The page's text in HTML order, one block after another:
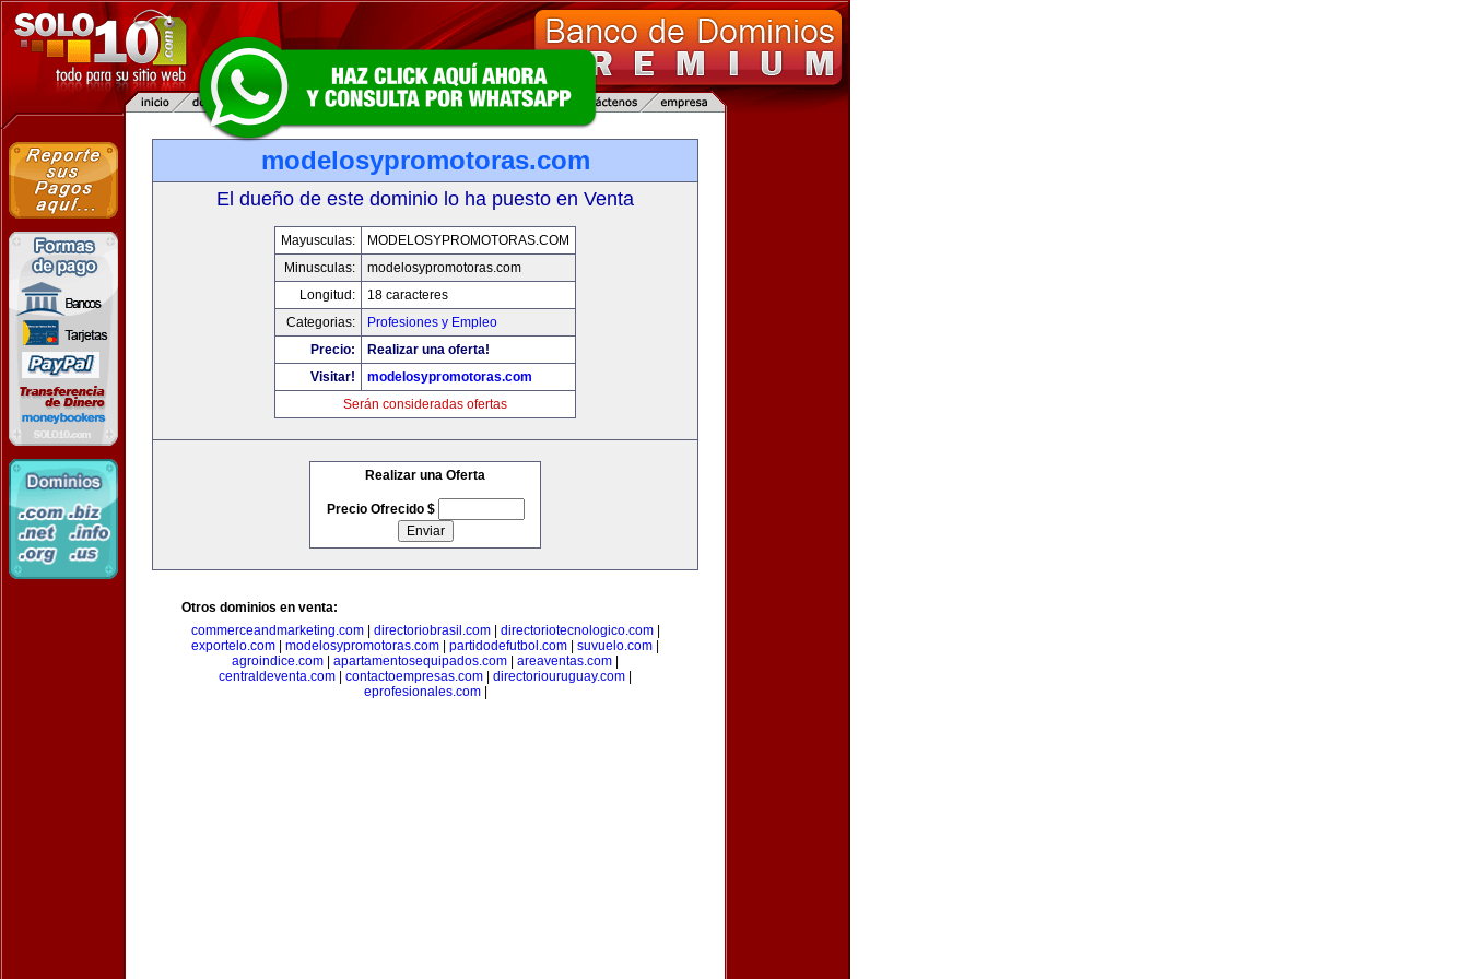
modelosypromotoras.com
El dueño de este dominio lo ha puesto en Venta
Mayusculas:
MODELOSYPROMOTORAS.COM
Minusculas:
modelosypromotoras.com
Longitud:
18 caracteres
Categorias:
Profesiones y Empleo
Precio:
Realizar una oferta!
Visitar!
modelosypromotoras.com
Serán consideradas ofertas
Realizar una Oferta
Precio Ofrecido $
Otros dominios en venta:
commerceandmarketing.com| directoriobrasil.com| directoriotecnologico.com|
exportelo.com
modelosypromotoras.com partidodefutbol.com suvuelo.com
agroindice.com
apartamentosequipados.com areaventas.com
centraldeventa.com
contactoempresas.com directoriouruguay.com
eprofesionales.com|